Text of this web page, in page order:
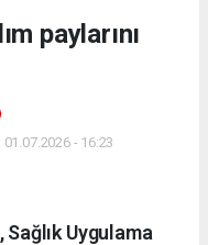
paylarını
- 16:23
Uygulama